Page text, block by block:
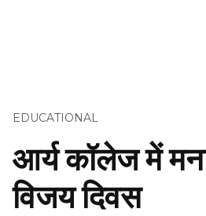
EDUCATIONAL
आर्य कॉलेज में
विजय दिवस